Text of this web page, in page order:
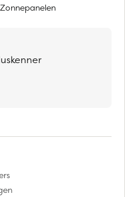
Zonnepanelen